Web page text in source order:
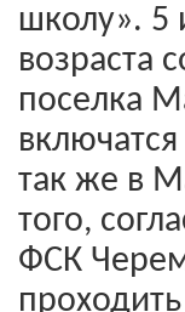
школу». 5
возраста
поселка
так же в
того,
ФСК